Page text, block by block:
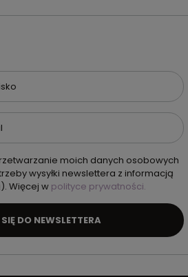
moich danych osobowych
wysyłki newslettera z informacją
Więcej w polityce prywatności.
DO NEWSLETTERA